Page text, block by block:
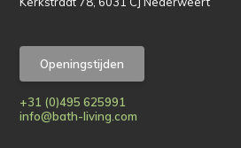
Openingstijden
+31 (0)495 625991
info@bath-living.com